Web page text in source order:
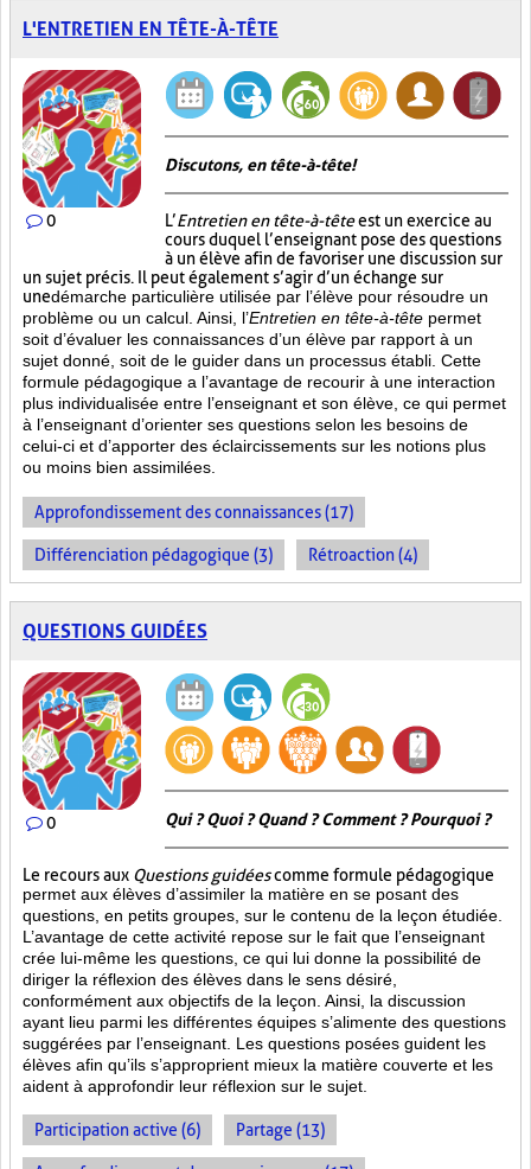
L'ENTRETIEN EN TÊTE-À-TÊTE
0
Discutons, en tête-à-tête!
L’Entretien en tête-à-têteest un exercice au
cours duquel l’enseignant pose des questions
à un élève afin de favoriser une discussion sur
un sujet précis. Il peut également s’agir d’un échange sur
unedémarche particulière utilisée par l’élève pour résoudre un
problème ou un calcul. Ainsi, l’Entretien en tête-à-tête permet
soit d’évaluer les connaissances d’un élève par rapport à un
sujet donné, soit de le guider dans un processus établi. Cette
formule pédagogique a l’avantage de recourir à une interaction
plus individualisée entre l’enseignant et son élève, ce qui permet
à l’enseignant d’orienter ses questions selon les besoins de
celui-ci et d’apporter des éclaircissements sur les notions plus
ou moins bien assimilées.
Approfondissement des connaissances (17)
Différenciation pédagogique (3) Rétroaction (4)
QUESTIONS GUIDÉES
0 Qui ? Quoi ? Quand ? Comment ? Pourquoi ?
Le recours aux Questions guidéescomme formule pédagogique
permet aux élèves d’assimiler la matière en se posant des
questions, en petits groupes, sur le contenu de la leçon étudiée.
L’avantage de cette activité repose sur le fait que l’enseignant
crée lui-même les questions, ce qui lui donne la possibilité de
diriger la réflexion des élèves dans le sens désiré,
conformément aux objectifs de la leçon. Ainsi, la discussion
ayant lieu parmi les différentes équipes s’alimente des questions
suggérées par l’enseignant. Les questions posées guident les
élèves afin qu’ils s’approprient mieux la matière couverte et les
aident à approfondir leur réflexion sur le sujet.
Participation active (6) Partage (13)